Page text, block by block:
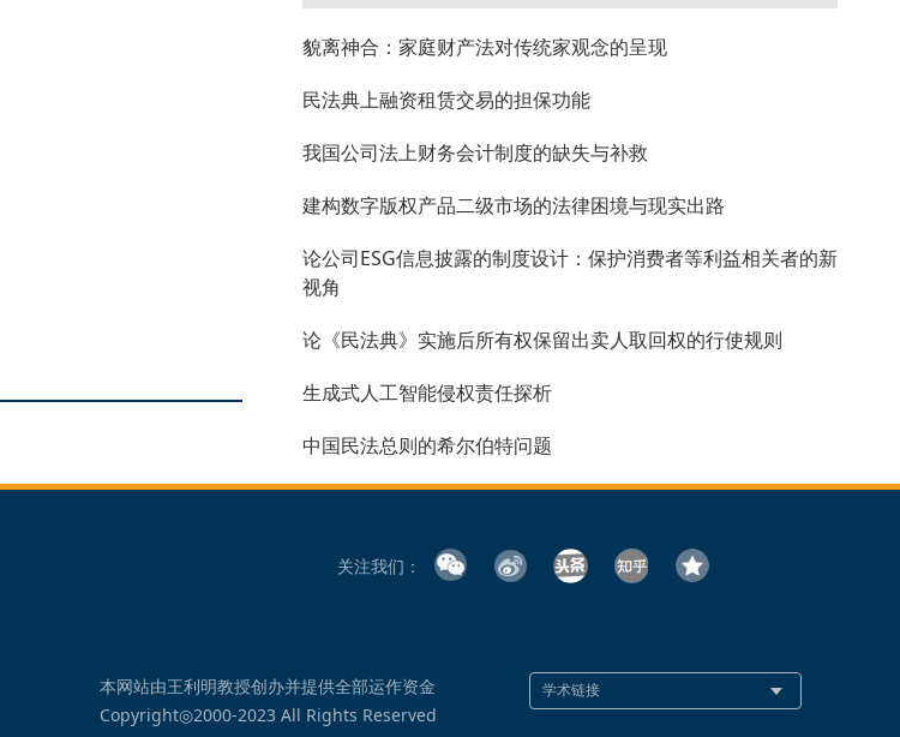
貌离神合：家庭财产法对传统家观念的呈现
民法典上融资租赁交易的担保功能
我国公司法上财务会计制度的缺失与补救
建构数字版权产品二级市场的法律困境与现实出路
论公司ESG信息披露的制度设计：保护消费者等利益相关者的新
视角
论《民法典》实施后所有权保留出卖人取回权的行使规则
生成式人工智能侵权责任探析
中国民法总则的希尔伯特问题
关注我们：
本网站由王利明教授创办并提供全部运作资金
Copyright◎2000-2023 All Rights Reserved